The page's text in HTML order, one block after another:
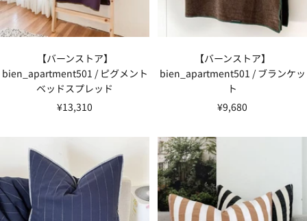
【バーンストア】
bien_apartment501 / ピグメント
ベッドスプレッド
セ
ル
格
¥13,310
【バーンストア】
bien_apartment501 / ブランケッ
ト
セ
ル
¥9,680